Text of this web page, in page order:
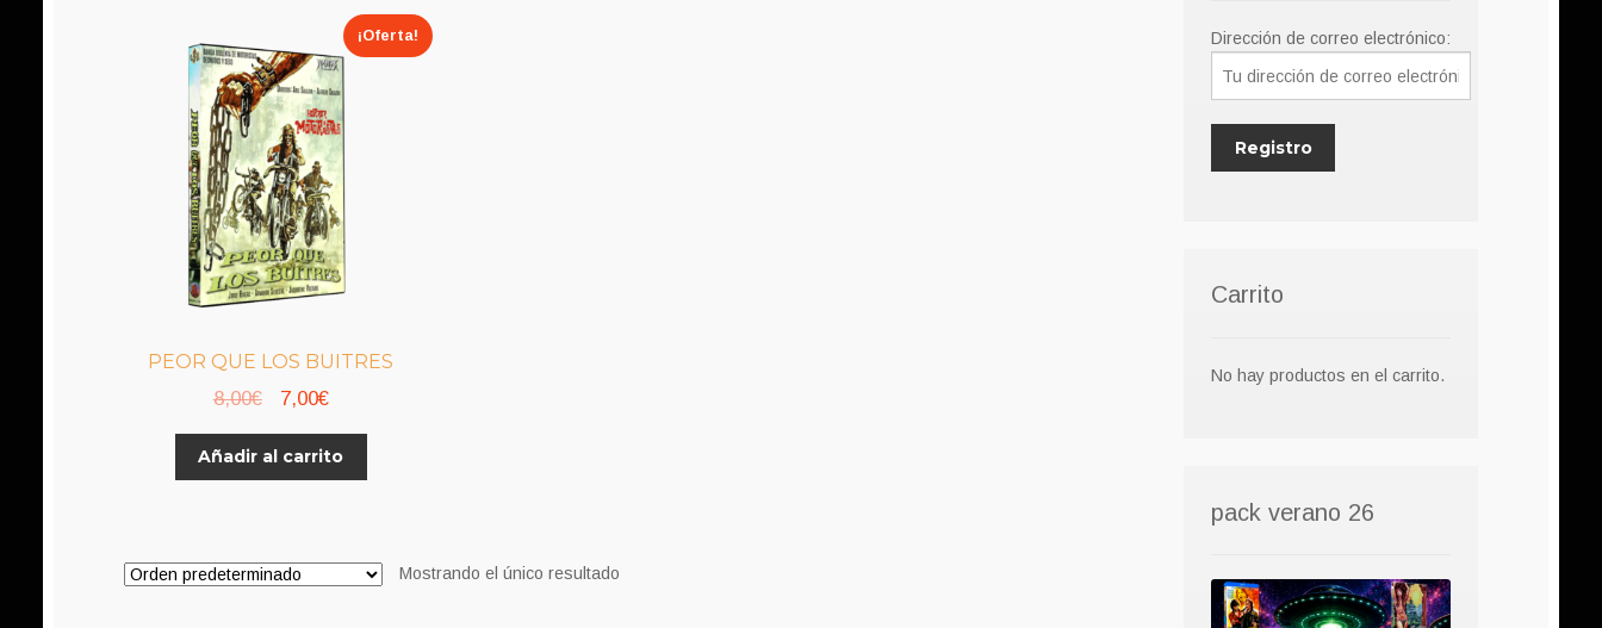
PEOR QUE LOS BUITRES
¡Oferta!
8,00€
El
precio
original
7,00€El
precio
actual
Añadir al carrito
Mostrando el único resultado
Dirección de correo electrónico:
Carrito
No hay productos en el carrito.
pack verano 26